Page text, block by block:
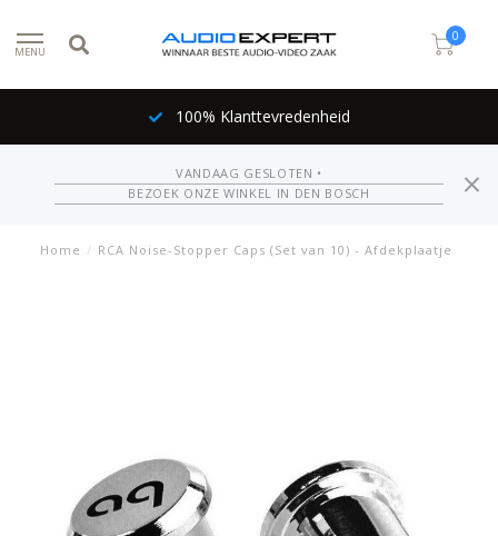
MENU
0
100% Klanttevredenheid
VANDAAG GESLOTEN •
BEZOEK ONZE WINKEL IN DEN BOSCH
Home / RCA Noise-Stopper Caps (Set van 10) - Afdekplaatje